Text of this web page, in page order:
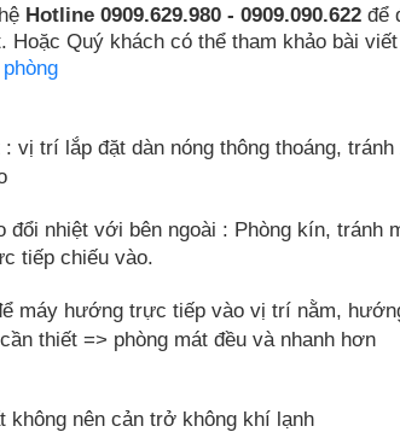
Hotline 0909.629.980 - 0909.090.622để
Hoặc Quý khách có thể tham khảo bài
vị trí lắp đặt dàn nóng thông thoáng,
đổi nhiệt với bên ngoài : Phòng kín, tránh
tiếp chiếu vào.
máy hướng trực tiếp vào vị trí nằm,
thiết => phòng mát đều và nhanh hơn
không nên cản trở không khí lạnh